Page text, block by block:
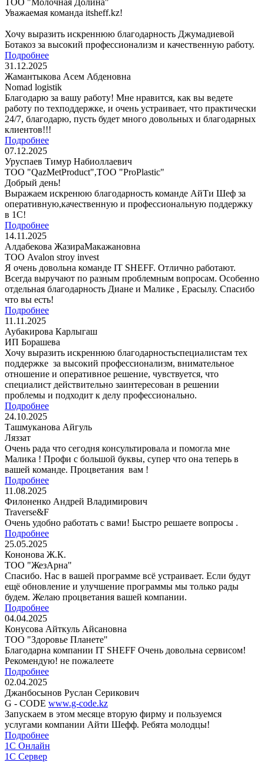
Уважаемая команда itsheff.kz!
Хочу выразить искреннюю благодарность Джумадиевой
Ботакоз за высокий профессионализм и качественную работу.
Подробнее
31.12.2025
Жамантыкова Асем Абденовна
Nomad logistik
Благодарю за вашу работу! Мне нравится, как вы ведете
работу по техподдержке, и очень устраивает, что практически
24/7, благодарю, пусть будет много довольных и благодарных
клиентов!!!
Подробнее
07.12.2025
Уруспаев Тимур Набиоллаевич
ТОО "QazMetProduct",ТОО "ProPlastic"
Добрый день!
Выражаем искренюю благодарность команде АйТи Шеф за
оперативную,качественную и профессиональную поддержку
в 1С!
Подробнее
14.11.2025
Алдабекова ЖазираМакажановна
ТОО Avalon stroy invest
Я очень довольна команде IT SHEFF. Отлично работают.
Всегда выручают по разным проблемным вопросам. Особенно
отдельная благодарность Диане и Малике , Ерасылу. Спасибо
что вы есть!
Подробнее
11.11.2025
Аубакирова Карлыгаш
ИП Борашева
Хочу выразить искреннюю благодарностьспециалистам тех
поддержке за высокий профессионализм, внимательное
отношение и оперативное решение, чувствуется, что
специалист действительно заинтересован в решении
проблемы и подходит к делу профессионально.
Подробнее
24.10.2025
Ташмуканова Айгуль
Ляззат
Очень рада что сегодня консультировала и помогла мне
Малика ! Профи с большой буквы, супер что она теперь в
вашей команде. Процветания вам !
Подробнее
11.08.2025
Филоненко Андрей Владимирович
Traverse&F
Очень удобно работать с вами! Быстро решаете вопросы .
Подробнее
25.05.2025
Кононова Ж.К.
ТОО "ЖезАрна"
Спасибо. Нас в вашей программе всё устраивает. Если будут
ещё обновление и улучшение программы мы только рады
будем. Желаю процветания вашей компании.
Подробнее
04.04.2025
Конусова Айткуль Айсановна
ТОО "Здоровье Планете"
Благодарна компании IT SHEFF Очень довольна сервисом!
Рекомендую! не пожалеете
Подробнее
02.04.2025
Джанбосынов Руслан Серикович
G - CODE www.g-code.kz
Запускаем в этом месяце вторую фирму и пользуемся
услугами компании Айти Шефф. Ребята молодцы!
Подробнее
1C Онлайн
1С Сервер